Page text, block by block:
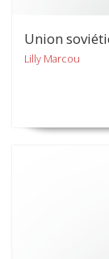
Union
Lilly Marcou